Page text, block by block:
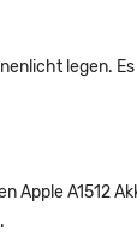
legen.
Apple A1512